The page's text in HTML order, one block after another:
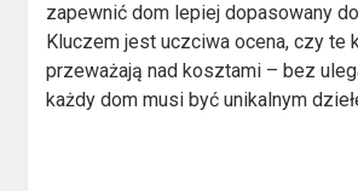
zapewnić dom lepiej dopasowany
Kluczem jest uczciwa ocena, czy te
przeważają nad kosztami – bez
każdy dom musi być unikalnym